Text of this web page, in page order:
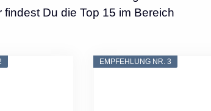
Du die Top 15 im Bereich
EMPFEHLUNG NR. 3